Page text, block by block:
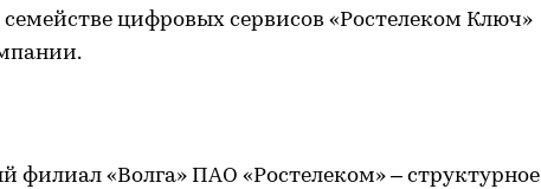
семействе цифровых сервисов «Ростелеком Ключ»
филиал «Волга» ПАО «Ростелеком» – структурное